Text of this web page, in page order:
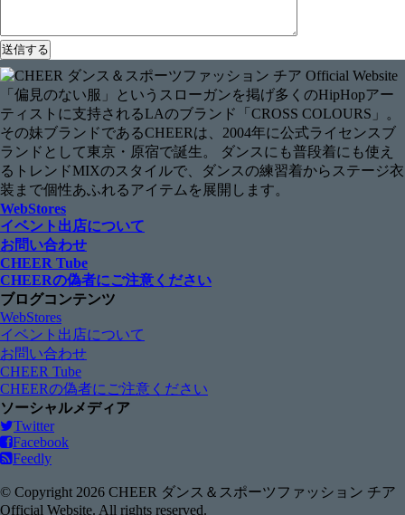
「偏見のない服」というスローガンを掲げ多くのHipHopアー
ティストに支持されるLAのブランド「CROSS COLOURS」。
その妹ブランドであるCHEERは、2004年に公式ライセンスブ
ランドとして東京・原宿で誕生。 ダンスにも普段着にも使え
るトレンドMIXのスタイルで、ダンスの練習着からステージ衣
装まで個性あふれるアイテムを展開します。
WebStores
イベント出店について
お問い合わせ
CHEER Tube
CHEERの偽者にご注意ください
ブログコンテンツ
WebStores
イベント出店について
お問い合わせ
CHEER Tube
CHEERの偽者にご注意ください
ソーシャルメディア
Twitter
Facebook
Feedly
© Copyright 2026 CHEER ダンス＆スポーツファッション チア
Official Website. All rights reserved.